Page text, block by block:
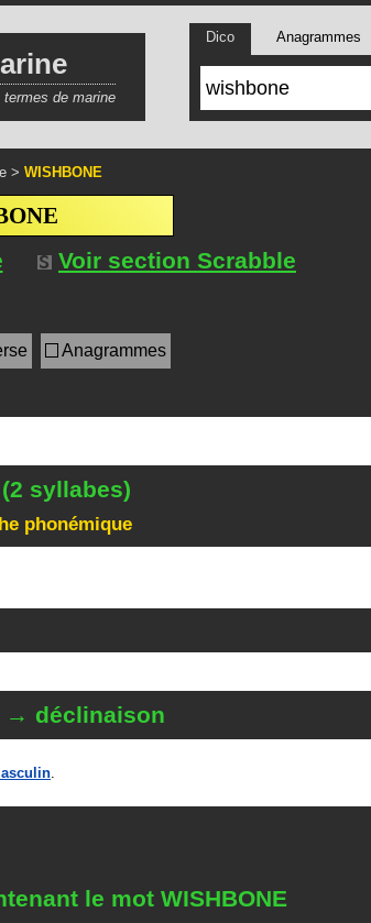
de marine
Dico Anagrammes
> WISHBONE
Voir section Scrabble
Anagrammes
syllabes)
phonémique
→ déclinaison
.
le mot WISHBONE